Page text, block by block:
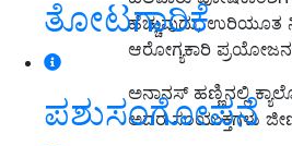
ತೋಟಗಾರಿಕೆ
ಪಶುಸಂಗೋಪನೆ
ಹೆಚ್ಚುವುದು, ಉರಿಯೂತ
ಆರೋಗ್ಯಕಾರಿ
ಅನಾನಸ್ ಹಣ್ಣಿನಲ್ಲಿ
ಅದರ ಸಂಯುಕ್ತಗಳು